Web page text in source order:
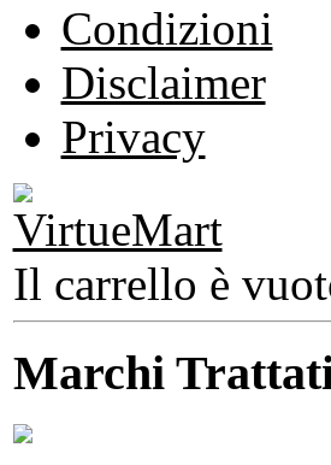
Condizioni
Disclaimer
Privacy
Il carrello è
Marchi